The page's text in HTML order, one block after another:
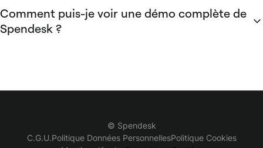
l'efficacité des équipes financières et permet de se
concentrer sur les tâches stratégiques.
Comment puis-je voir une démo complète de
Spendesk ?
spécifiquement adaptée à vos besoins.
© Spendesk
C.G.U.Politique Données PersonnellesPolitique Cookies